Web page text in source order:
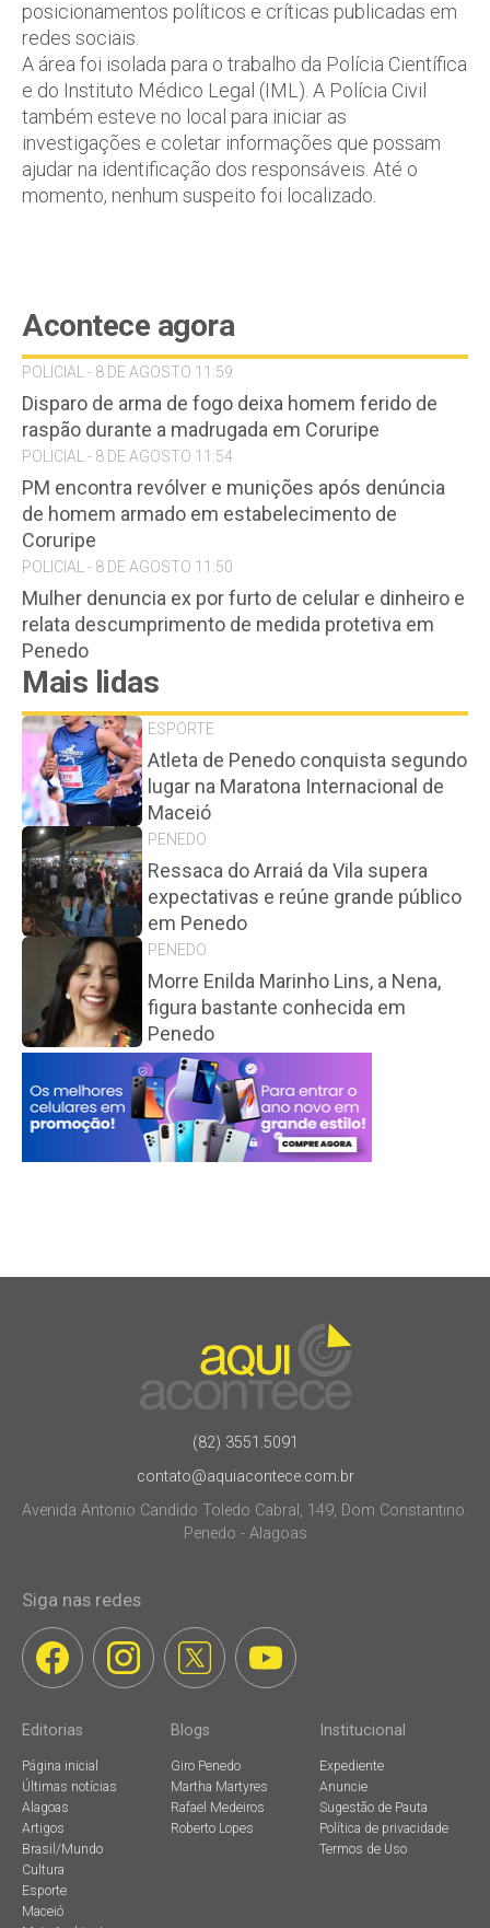
posicionamentos políticos e críticas publicadas em
redes sociais.
A área foi isolada para o trabalho da Polícia Científica
e do Instituto Médico Legal (IML). A Polícia Civil
também esteve no local para iniciar as
investigações e coletar informações que possam
ajudar na identificação dos responsáveis. Até o
momento, nenhum suspeito foi localizado.
Acontece agora
POLICIAL - 8 DE AGOSTO 11:59
Disparo de arma de fogo deixa homem ferido de
raspão durante a madrugada em Coruripe
POLICIAL - 8 DE AGOSTO 11:54
PM encontra revólver e munições após denúncia
de homem armado em estabelecimento de
Coruripe
POLICIAL - 8 DE AGOSTO 11:50
Mulher denuncia ex por furto de celular e dinheiro e
relata descumprimento de medida protetiva em
Penedo
Mais lidas
ESPORTE
Atleta de Penedo conquista segundo
lugar na Maratona Internacional de
Maceió
PENEDO
Ressaca do Arraiá da Vila supera
expectativas e reúne grande público
em Penedo
PENEDO
Morre Enilda Marinho Lins, a Nena,
figura bastante conhecida em
Penedo
(82) 3551.5091
contato@aquiacontece.com.br
Avenida Antonio Candido Toledo Cabral, 149, Dom Constantino.
Penedo - Alagoas
Siga nas redes
Editorias
Página inicial
Últimas notícias
Alagoas
Artigos
Brasil/Mundo
Cultura
Esporte
Maceió
Blogs
Giro Penedo
Martha Martyres
Rafael Medeiros
Roberto Lopes
Institucional
Expediente
Anuncie
Sugestão de Pauta
Política de privacidade
Termos de Uso